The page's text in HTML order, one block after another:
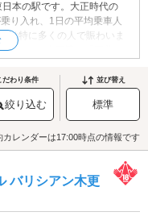
本の駅です。大正時代の
り入れ、1日の平均乗車人
は特に多くの人で賑わいま
ルシティ木更津」「三井ア
ほたるパーキングエリア」へ
です。木更津駅周辺でデー
お時間をお過ごしくださ
のラブホテルが点在してい
ブホテルをチェックしてみ
だわり条件
絞り込む
並び替え
標準
レンダーは17:00時点の情報です
バリシアン木更